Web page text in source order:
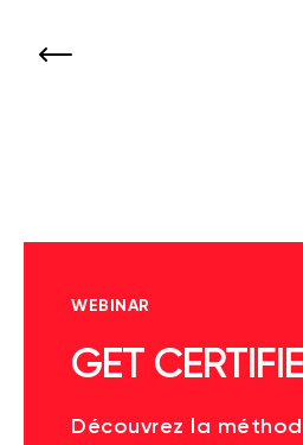
WEBINAR
GET
Découvrez la